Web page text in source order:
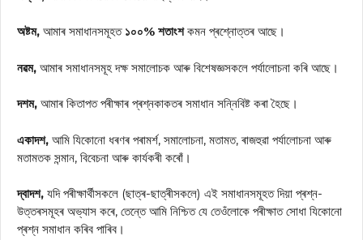
অষ্টম, আমাৰ সমাধানসমূহত ১০০% শতাংশকমন প্ৰশ্নোত্তৰ আছে।
নৱম, আমাৰ সমাধানসমূহ দক্ষ সমালোচক আৰু বিশেষজ্ঞসকলে পৰ্যালোচনা কৰি আছে।
দশম, আমাৰ কিতাপত পৰীক্ষাৰ প্ৰশ্নকাকতৰ সমাধান সন্নিবিষ্ট কৰা হৈছে।
একাদশ, আমি যিকোনো ধৰণৰ পৰামৰ্শ, সমালোচনা, মতামত, ৰাজহুৱা পৰ্যালোচনা আৰু
মতামতক সন্মান, বিবেচনা আৰু কাৰ্যকৰী কৰোঁ।
দ্বাদশ, যদি পৰীক্ষাৰ্থীসকলে (ছাত্ৰ-ছাত্ৰীসকলে) এই সমাধানসমূহত দিয়া প্ৰশ্ন-
উত্তৰসমূহৰ অভ্যাস কৰে, তেন্তে আমি নিশ্চিত যে তেওঁলোকে পৰীক্ষাত সোধা যিকোনো
প্ৰশ্ন সমাধান কৰিব পাৰিব।